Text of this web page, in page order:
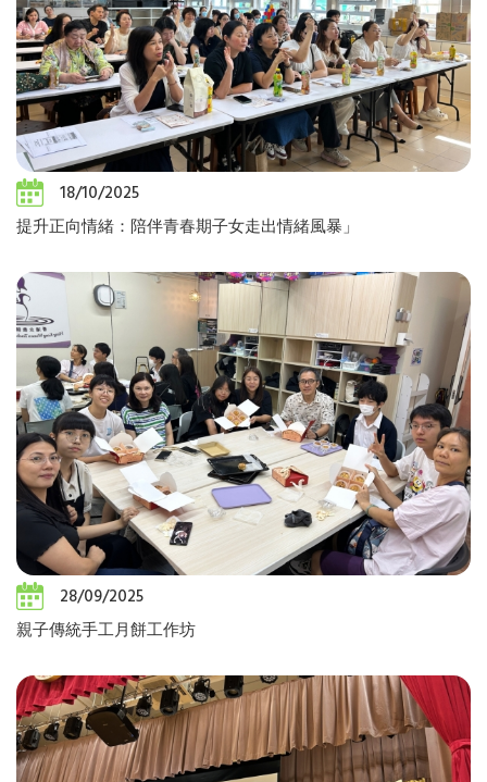
18/10/2025
提升正向情緒：陪伴青春期子女走出情緒風暴」
28/09/2025
親子傳統手工月餅工作坊